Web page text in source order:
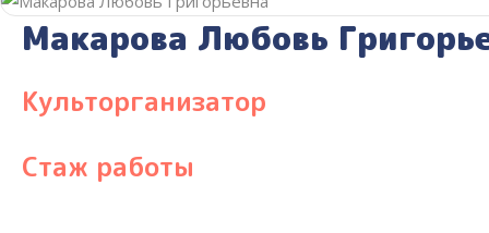
Макарова Любовь
Культорганизатор
Стаж работы